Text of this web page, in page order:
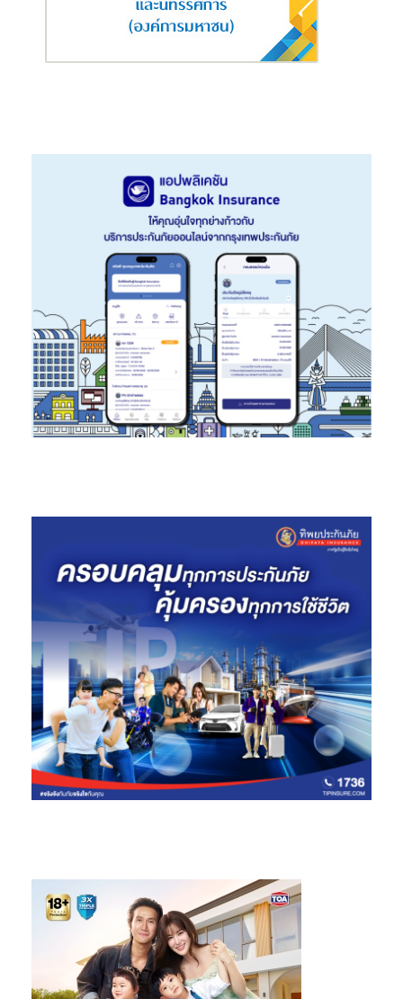
ศักยภาพมนุษย์เงินเดือนในการบริหารจัดการหนี้ให้ได้อย่างมี
ประสิทธิภาพ และเชื่อว่าการมีชีวิตทางการเงินที่ดีเริ่มต้นได้จากความ
เข้าใจและกำลังใจที่ถูกส่งต่ออย่างต่อเนื่อง โครงการ “โค้ชปลดหนี้” จึง
การตรวจสุขภาพทางการเงิน ที่เปิดโอกาสให้พนักงานประเมิน
สถานะทางการเงินของตนเอง พร้อมรับคำแนะนำเบื้องต้นที่
สามารถนำไปปรับใช้ได้ทันที
การให้ความรู้ทางการเงินแบบครบวงจร ทั้งออนไลน์และออฟ
ไลน์ ผ่านหลักสูตรที่ออกแบบให้เหมาะสมกับระดับสุขภาพการ
เงินของแต่ละบุคคล
บริการ “โค้ชปลดหนี้” ช่วยพนักงานวางแผนจัดการหนี้อย่างถูก
ต้องและยั่งยืน ปลดล็อกปัญหาหนี้สิน โดยพนักงานได้รับการ
ปรึกษากับโค้ชแบบตัวต่อตัวโดยไม่เสียค่าใช้จ่าย
จากความสำเร็จของโครงการกับพนักงานทีทีบี ที่เข้ารับคำปรึกษาและ
ได้รับแนวทางแก้หนี้ไปแล้วกว่า 560 ราย และสร้างอาสาสมัครโค้ช
มนุษย์เงินเดือน โดยมีผู้เข้ารับการตรวจสุขภาพการเงินแล้วมากกว่า
144,000 ราย และมีผู้เรียนรู้การเงินผ่านหลักสูตรออนไลน์อีกนับพัน
ราย และในปี 2569 นี้ ทีทีบีมีแผนขยายโครงการโค้ชปลดหนี้ สู่กลุ่ม
ลูกค้าบัญชีเงินเดือน โดยร่วมกับองค์กรพันธมิตรที่มีวิสัยทัศน์ร่วมกัน
และมีคุณสมบัติตามเกณฑ์ของธนาคาร นำโดยกลุ่มทุนธนชาต เอ็มบีเค
ราชธานีลิสซิ่ง เพื่อตอกย้ำบทบาทในการสร้าง “ระบบนิเวศทางการ
เงิน” ที่สนับสนุนให้คนไทยสามารถบริหารจัดการหนี้สินได้อย่างยั่งยืน
ในระยะยาว